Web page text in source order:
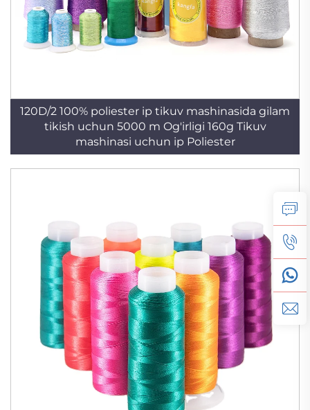
120D/2 100% poliester ip tikuv mashinasida gilam
tikish uchun 5000 m Og'irligi 160g Tikuv
mashinasi uchun ip Poliester